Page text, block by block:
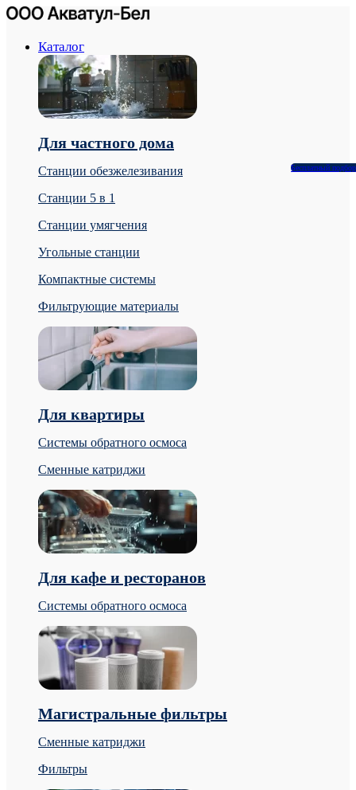
Каталог
Для частного дома
Станции обезжелезивания
Станции 5 в 1
Станции умягчения
Угольные станции
Компактные системы
Фильтрующие материалы
Для квартиры
Системы обратного осмоса
Сменные катриджи
Для кафе и ресторанов
Системы обратного осмоса
Магистральные фильтры
Сменные катриджи
Фильтры
Бесплатный подбор